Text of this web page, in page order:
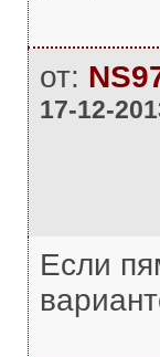
от:
17-12-
Если